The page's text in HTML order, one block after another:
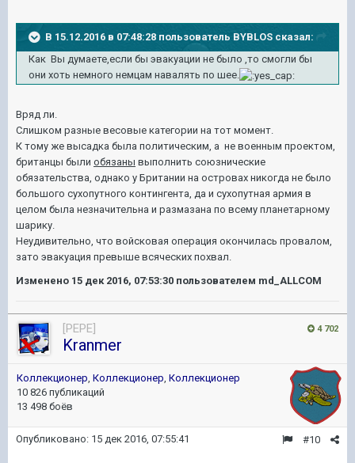
В 15.12.2016 в 07:48:28 пользователь BYBLOS сказал:
Как Вы думаете,если бы эвакуации не было ,то смогли бы
они хоть немного немцам навалять по шее.
Вряд ли.
Слишком разные весовые категории на тот момент.
К тому же высадка была политическим, а не военным проектом,
британцы были обязаны выполнить союзнические
обязательства, однако у Британии на островах никогда не было
большого сухопутного контингента, да и сухопутная армия в
целом была незначительна и размазана по всему планетарному
шарику.
Неудивительно, что войсковая операция окончилась провалом,
зато эвакуация превыше всяческих похвал.
Изменено 15 дек 2016, 07:53:30 пользователем md_ALLCOM
4 702
[PEPE]
Kranmer
Коллекционер, Коллекционер, Коллекционер
10 826 публикаций
13 498 боёв
#10
Опубликовано: 15 дек 2016, 07:55:41